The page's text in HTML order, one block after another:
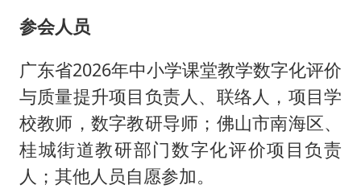
参会人员
广东省2026年中小学课堂教学数字化评价
与质量提升项目负责人、联络人，项目学
校教师，数字教研导师；佛山市南海区、
桂城街道教研部门数字化评价项目负责
人；其他人员自愿参加。